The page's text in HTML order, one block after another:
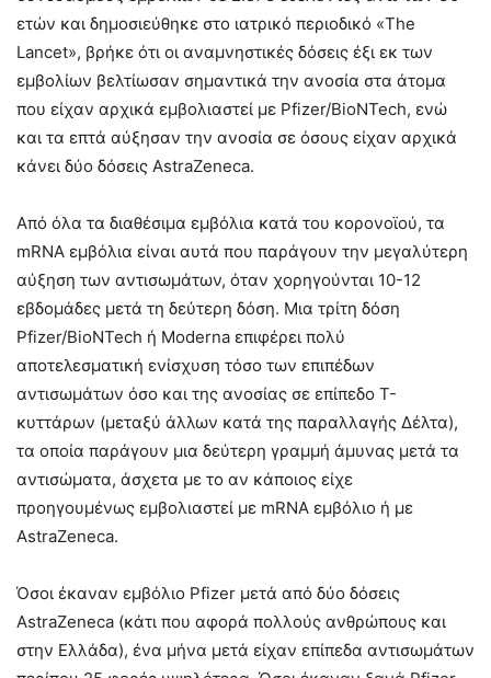
ετών και δημοσιεύθηκε στο ιατρικό περιοδικό «The
Lancet», βρήκε ότι οι αναμνηστικές δόσεις έξι εκ των
εμβολίων βελτίωσαν σημαντικά την ανοσία στα άτομα
που είχαν αρχικά εμβολιαστεί με Pfizer/BioNTech, ενώ
και τα επτά αύξησαν την ανοσία σε όσους είχαν αρχικά
κάνει δύο δόσεις AstraZeneca.
Από όλα τα διαθέσιμα εμβόλια κατά του κορονοϊού, τα
mRNA εμβόλια είναι αυτά που παράγουν την μεγαλύτερη
αύξηση των αντισωμάτων, όταν χορηγούνται 10-12
εβδομάδες μετά τη δεύτερη δόση. Μια τρίτη δόση
Pfizer/BioNTech ή Moderna επιφέρει πολύ
αποτελεσματική ενίσχυση τόσο των επιπέδων
αντισωμάτων όσο και της ανοσίας σε επίπεδο Τ-
κυττάρων (μεταξύ άλλων κατά της παραλλαγής Δέλτα),
τα οποία παράγουν μια δεύτερη γραμμή άμυνας μετά τα
αντισώματα, άσχετα με το αν κάποιος είχε
προηγουμένως εμβολιαστεί με mRNA εμβόλιο ή με
AstraZeneca.
Όσοι έκαναν εμβόλιο Pfizer μετά από δύο δόσεις
AstraZeneca (κάτι που αφορά πολλούς ανθρώπους και
στην Ελλάδα), ένα μήνα μετά είχαν επίπεδα αντισωμάτων